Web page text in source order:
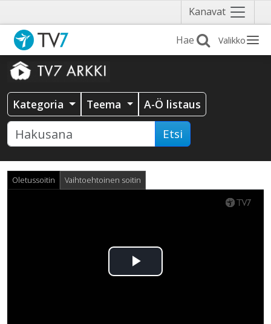
Kanavat Näytä
valikko
Valikko
Kategoria Teema A-Ö listaus
Etsi
Oletussoitin Vaihtoehtoinen soitin
Toista